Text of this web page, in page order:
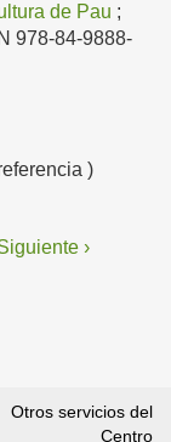
de Pau ;
978-84-9888-
)
›
Otros servicios del
Centro